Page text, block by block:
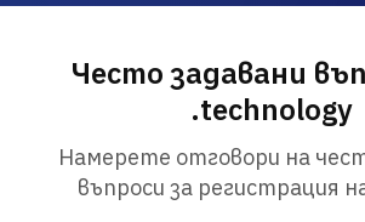
Често задавани
.technology
Намерете отговори на
въпроси за регистрация